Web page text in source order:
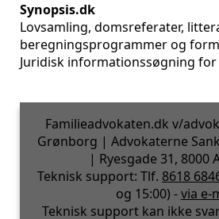
Synopsis.dk
Lovsamling, domsreferater,
beregningsprogrammer og
Juridisk informationssøgning
Familieadvokaten.dk v/
Grønborg | Advokaterne
| Ryesgade 31, 8000
Teknisk support: Tlf. 8618
og 15:00) -via e-
Teknisk support kan ikke